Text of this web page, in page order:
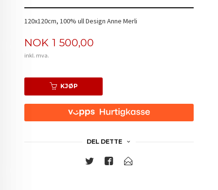
120x120cm, 100% ull Design Anne Merli
Pris
NOK 1 500,00
inkl. mva.
KJØP
DEL DETTE